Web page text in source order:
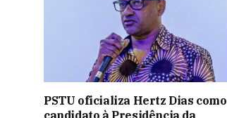
PSTU oficializa Hertz Dias como